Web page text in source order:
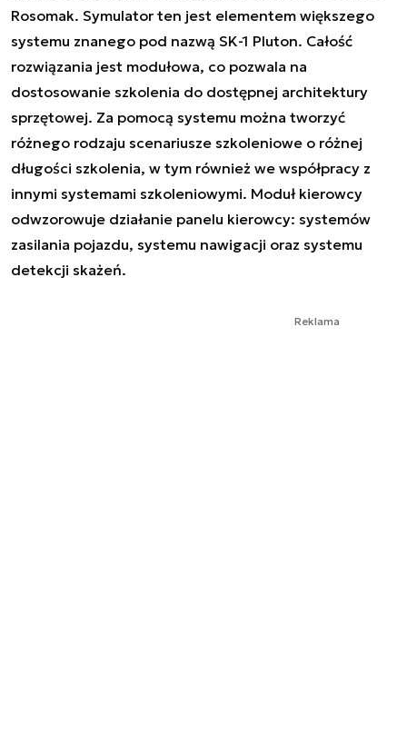
Rosomak. Symulator ten jest elementem większego
systemu znanego pod nazwą SK-1 Pluton. Całość
rozwiązania jest modułowa, co pozwala na
dostosowanie szkolenia do dostępnej architektury
sprzętowej. Za pomocą systemu można tworzyć
różnego rodzaju scenariusze szkoleniowe o różnej
długości szkolenia, w tym również we współpracy z
innymi systemami szkoleniowymi. Moduł kierowcy
odwzorowuje działanie panelu kierowcy: systemów
zasilania pojazdu, systemu nawigacji oraz systemu
detekcji skażeń.
Reklama